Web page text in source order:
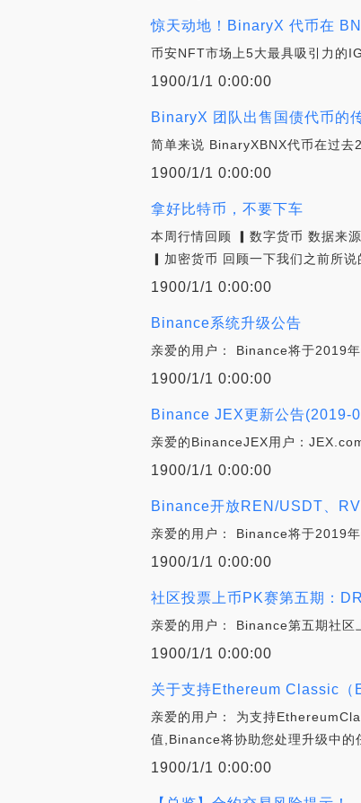
惊天动地！BinaryX 代币在
币安NFT市场上5大最具吸引力的
1900/1/1 0:00:00
BinaryX 团队出售国债代币的
简单来说 BinaryXBNX代币在过去
1900/1/1 0:00:00
拿好比特币，不要下车
本周行情回顾 ▎数字货币 数据来
▎加密货币 回顾一下我们之前所说
1900/1/1 0:00:00
Binance系统升级公告
亲爱的用户： Binance将于2019
1900/1/1 0:00:00
Binance JEX更新公告(2019-
亲爱的BinanceJEX用户：
1900/1/1 0:00:00
Binance开放REN/USDT、
亲爱的用户： Binance将于2019
1900/1/1 0:00:00
社区投票上币PK赛第五期：
亲爱的用户： Binance第五期社
1900/1/1 0:00:00
关于支持Ethereum Classic（
亲爱的用户： 为支持
值,Binance将协助您处理升级中的
1900/1/1 0:00:00